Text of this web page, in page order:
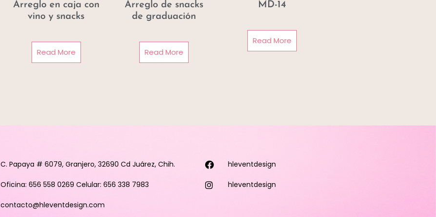
Arreglo en caja con
vino y snacks
Read More
Arreglo de snacks
de graduación
Read More
MD-14
Read More
C. Papaya # 6079, Granjero, 32690 Cd Juárez, Chih.
Oficina: 656 558 0269 Celular: 656 338 7983
contacto@hleventdesign.com
hleventdesign
hleventdesign